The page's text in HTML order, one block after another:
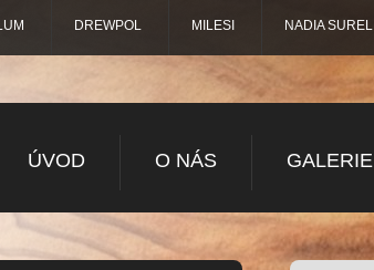
DREWPOL MILESI NADIA SUREL
ÚVOD O NÁS GALERIE